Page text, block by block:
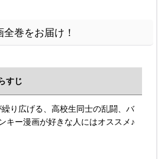
巻をお届け！
すじ
り広げる、高校生同士の乱闘、バ
キー漫画が好きな人にはオススメ♪